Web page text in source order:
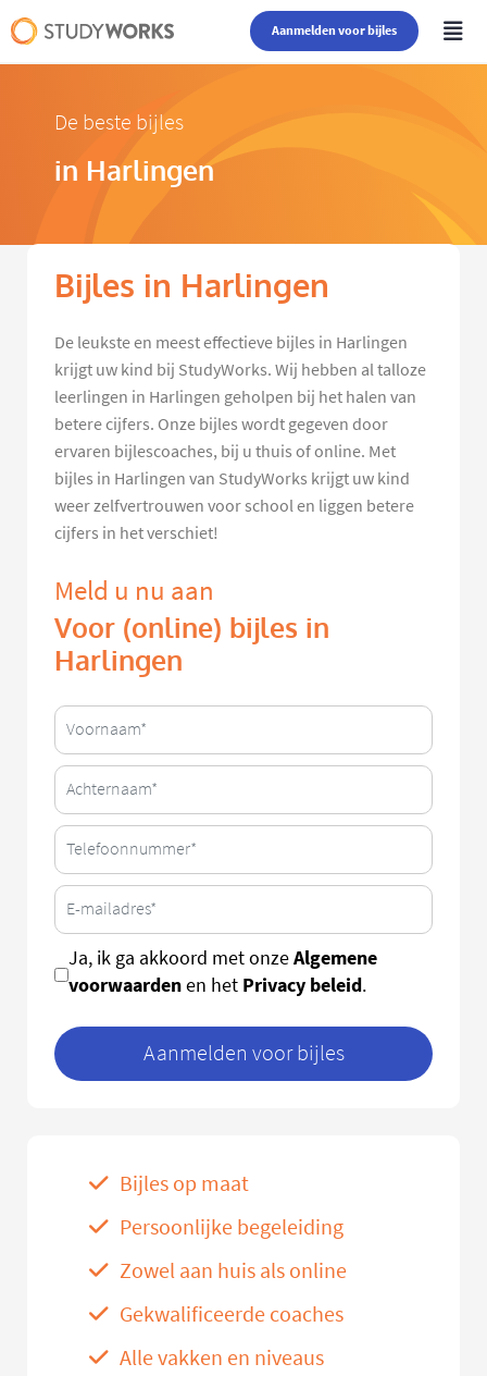
Aanmelden voor bijles
De beste bijles
in Harlingen
Bijles in Harlingen
De leukste en meest effectieve bijles in Harlingen
krijgt uw kind bij StudyWorks. Wij hebben al talloze
leerlingen in Harlingen geholpen bij het halen van
betere cijfers. Onze bijles wordt gegeven door
ervaren bijlescoaches, bij u thuis of online. Met
bijles in Harlingen van StudyWorks krijgt uw kind
weer zelfvertrouwen voor school en liggen betere
cijfers in het verschiet!
Meld u nu aan
Voor (online) bijles in
Harlingen
Ja, ik ga akkoord met onzeAlgemene
voorwaardenen het Privacy beleid.
Aanmelden voor bijles
Bijles op maat
Persoonlijke begeleiding
Zowel aan huis als online
Gekwalificeerde coaches
Alle vakken en niveaus